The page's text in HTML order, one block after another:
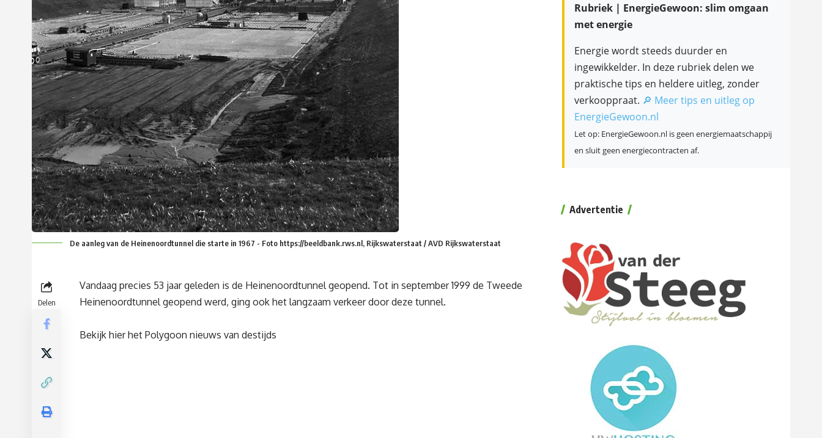
De aanleg van de Heinenoordtunnel die starte in 1967 - Foto https://beeldbank.rws.nl, Rijkswaterstaat / AVD Rijkswaterstaat
Delen
Vandaag precies 53 jaar geleden is de Heinenoordtunnel geopend. Tot in september 1999 de Tweede
Heinenoordtunnel geopend werd, ging ook het langzaam verkeer door deze tunnel.
Bekijk hier het Polygoon nieuws van destijds
Rubriek | EnergieGewoon: slim omgaan
met energie
Energie wordt steeds duurder en
ingewikkelder. In deze rubriek delen we
praktische tips en heldere uitleg, zonder
verkooppraat. 🔎 Meer tips en uitleg op
EnergieGewoon.nl
Let op: EnergieGewoon.nl is geen energiemaatschappij
en sluit geen energiecontracten af.
Advertentie